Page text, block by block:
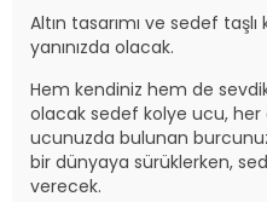
Altın tasarımı ve sedef
yanınızda olacak.
Hem kendiniz hem de
olacak sedef kolye ucu, her
ucunuzda bulunan
bir dünyaya sürüklerken,
verecek.